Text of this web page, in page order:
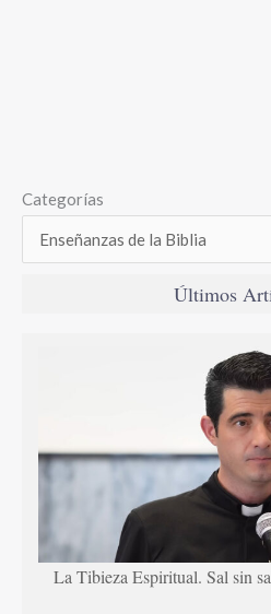
Categorías
Últimos
La Tibieza Espiritual. Sal sin